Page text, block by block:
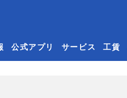
公式アプリ サービス 工賃